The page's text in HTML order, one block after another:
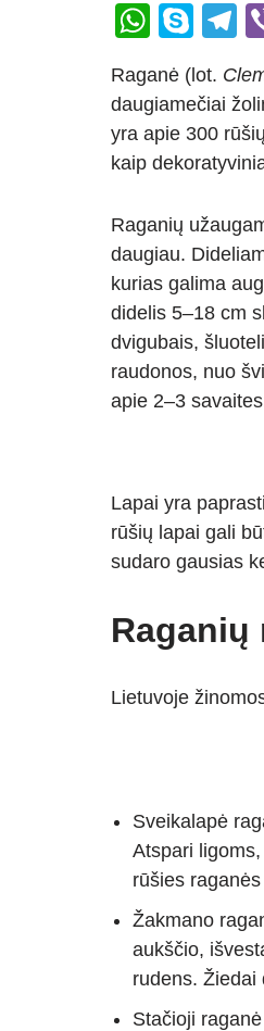
W
at
s
A
p
S
p
e
T
e
gr
a
Raganė (lot.
daugiamečiai
yra apie 300
kaip
Raganių
daugiau.
kurias galima
didelis 5–18 cm
dvigubais,
raudonos, nuo
apie 2–3
Lapai yra
rūšių lapai gali
sudaro gausias
Raganių
Lietuvoje
Sveikalapė
Atspari
rūšies
Žakmano
aukščio,
rudens. Žiedai
Stačioji